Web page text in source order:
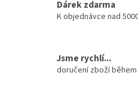
Dárek zdarma
K objednávce nad
Jsme rychlí...
doručení zboží